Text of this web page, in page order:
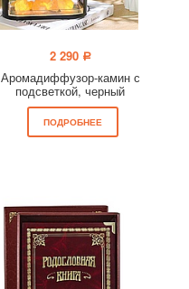
2 290 a
Аромадиффузор-камин с
подсветкой, черный
ПОДРОБНЕЕ